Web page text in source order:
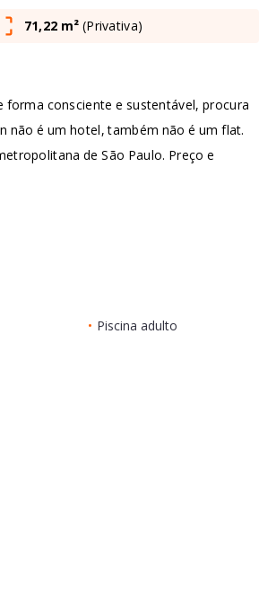
71,22 m² (Privativa)
forma consciente e sustentável, procura
não é um hotel, também não é um flat.
de São Paulo. Preço e
• Piscina adulto